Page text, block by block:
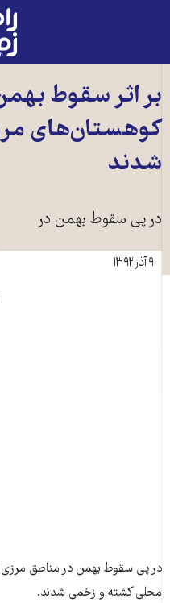
رادیو
زمانه
اصلی
بر اثر سقوط
کوهستان‌های
شدند
در پی سقوط بهمن در
۹ آذر ۱۳۹۲
در پی سقوط بهمن در مناطق مرزی
محلی کشته و زخمی شدند.